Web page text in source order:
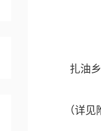
扎油乡
（详